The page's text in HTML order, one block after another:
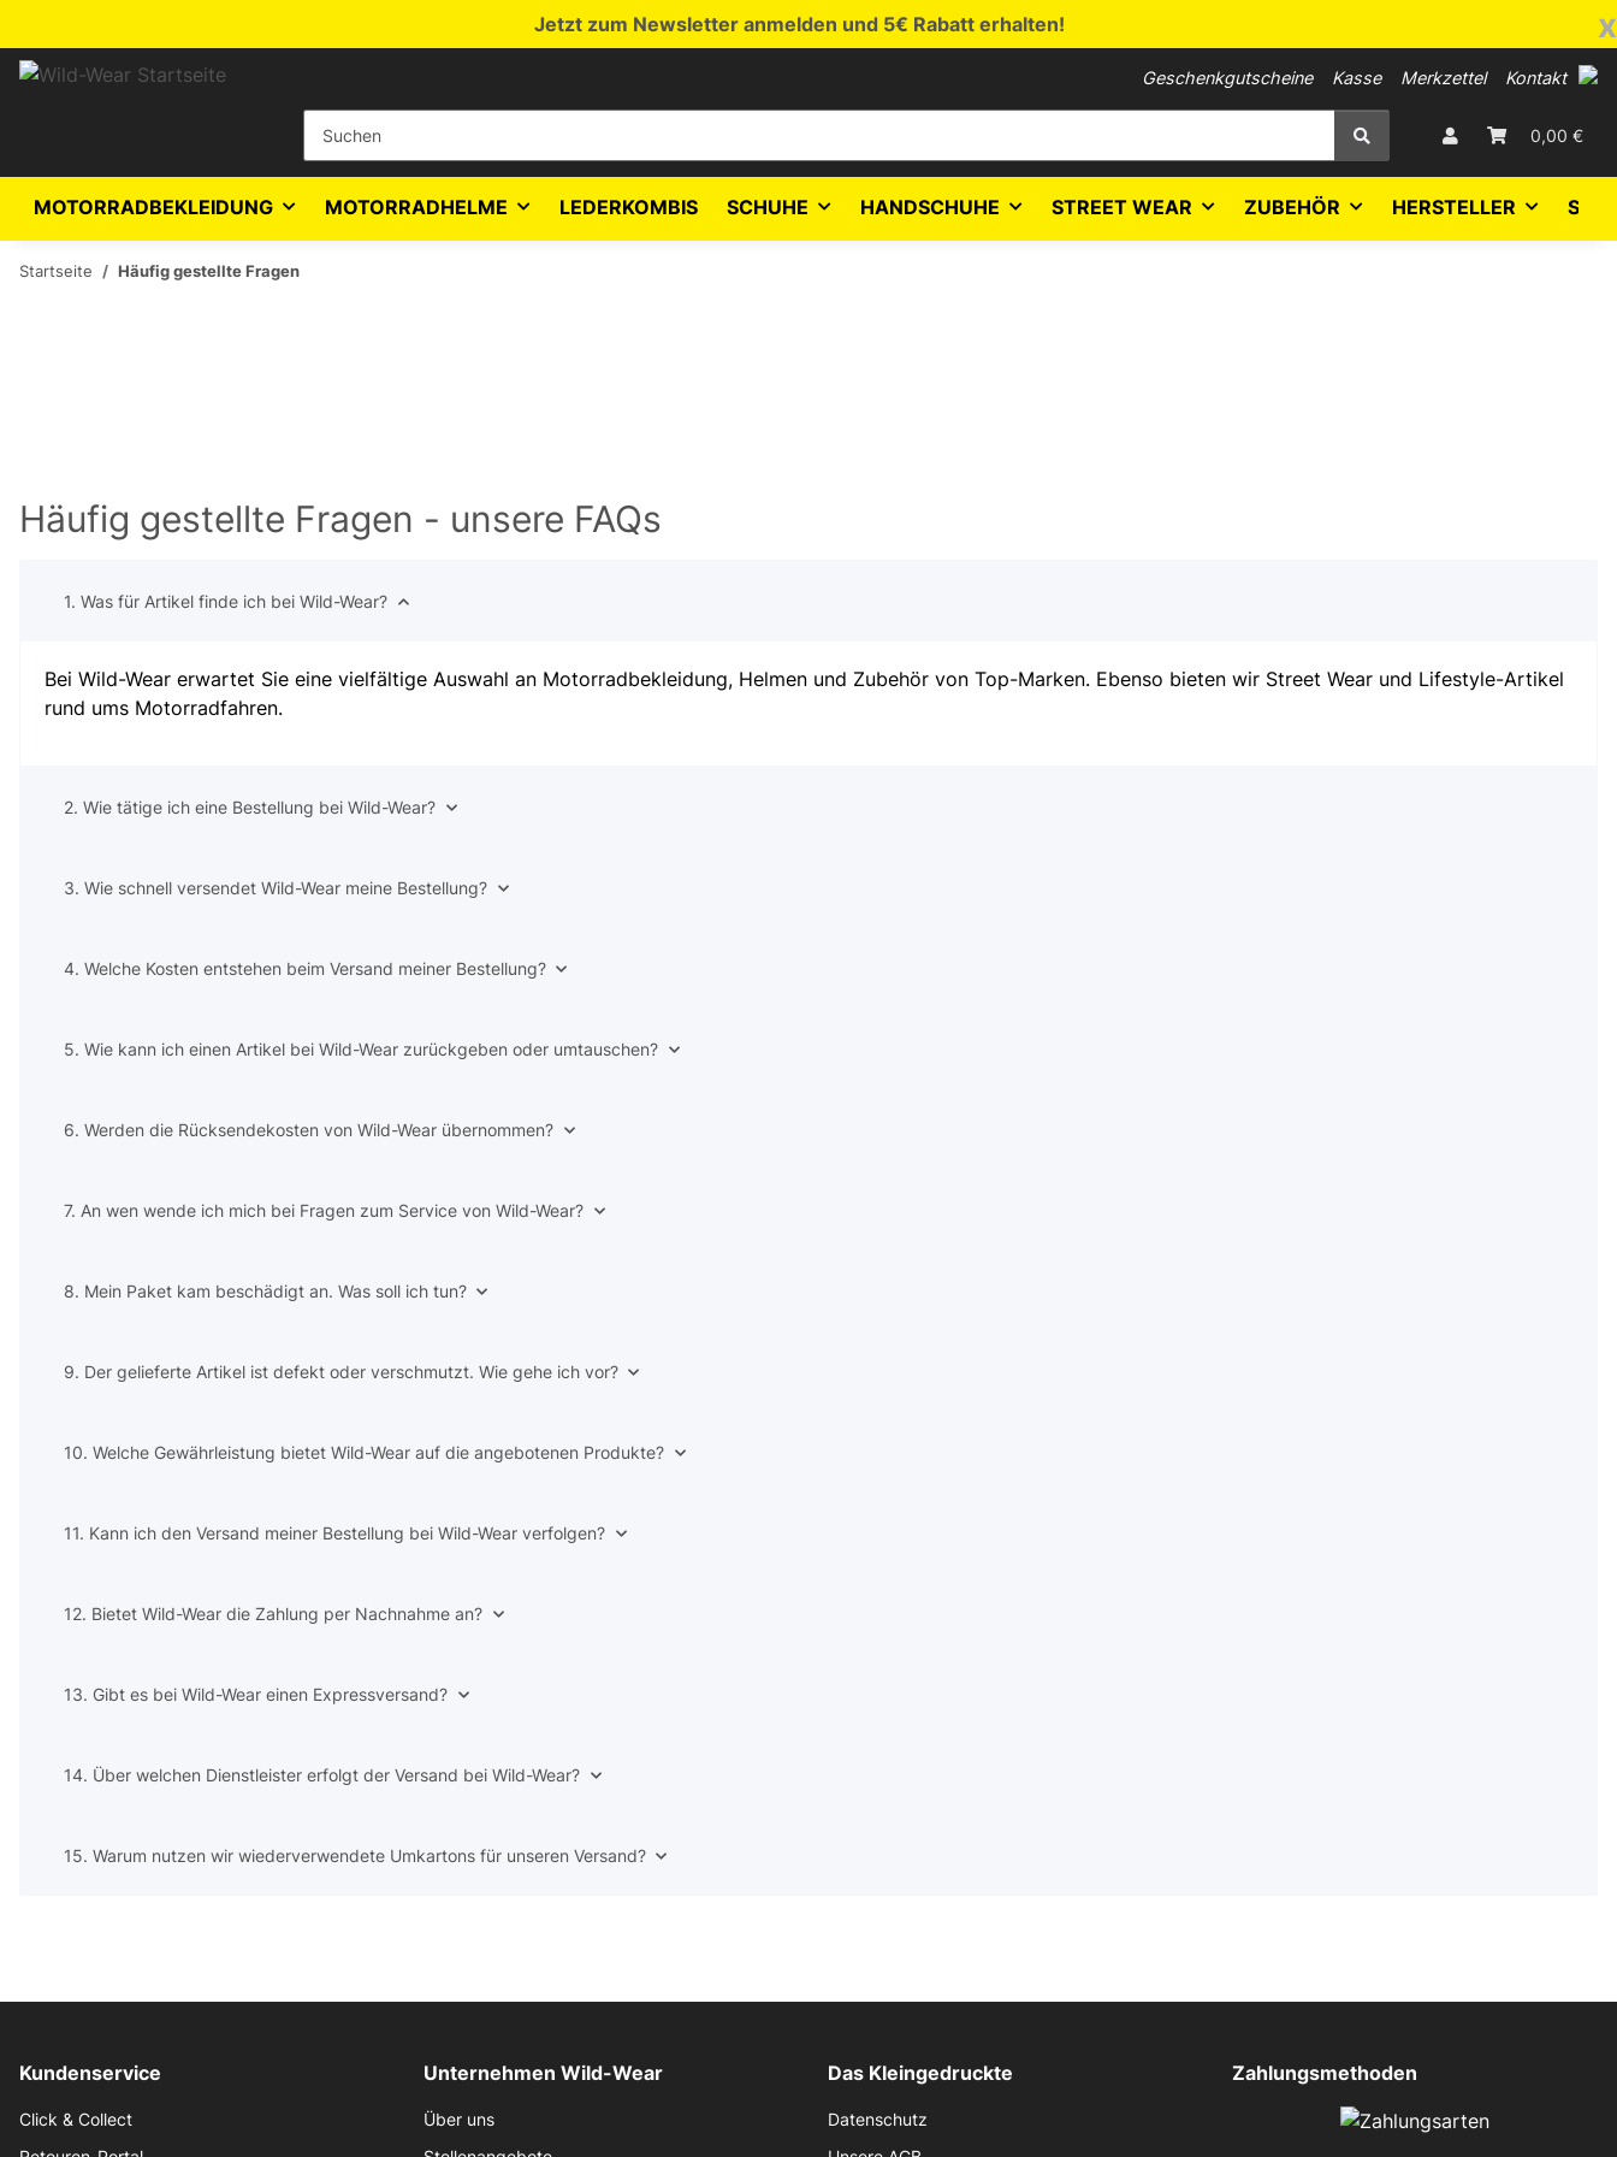
x
Jetzt zum Newsletter anmelden und 5€ Rabatt erhalten!
Geschenkgutscheine Kasse Merkzettel Kontakt
0,00 €
MOTORRADBEKLEIDUNG MOTORRADHELME LEDERKOMBIS SCHUHE HANDSCHUHE STREET WEAR ZUBEHÖR HERSTELLER SALE
Startseite Häufig gestellte Fragen
Häufig gestellte Fragen - unsere FAQs
1. Was für Artikel finde ich bei Wild-Wear?
Bei Wild-Wear erwartet Sie eine vielfältige Auswahl an Motorradbekleidung, Helmen und Zubehör von Top-Marken. Ebenso bieten wir Street Wear und Lifestyle-Artikel
rund ums Motorradfahren.
2. Wie tätige ich eine Bestellung bei Wild-Wear?
3. Wie schnell versendet Wild-Wear meine Bestellung?
4. Welche Kosten entstehen beim Versand meiner Bestellung?
5. Wie kann ich einen Artikel bei Wild-Wear zurückgeben oder umtauschen?
6. Werden die Rücksendekosten von Wild-Wear übernommen?
7. An wen wende ich mich bei Fragen zum Service von Wild-Wear?
8. Mein Paket kam beschädigt an. Was soll ich tun?
9. Der gelieferte Artikel ist defekt oder verschmutzt. Wie gehe ich vor?
10. Welche Gewährleistung bietet Wild-Wear auf die angebotenen Produkte?
11. Kann ich den Versand meiner Bestellung bei Wild-Wear verfolgen?
12. Bietet Wild-Wear die Zahlung per Nachnahme an?
13. Gibt es bei Wild-Wear einen Expressversand?
14. Über welchen Dienstleister erfolgt der Versand bei Wild-Wear?
15. Warum nutzen wir wiederverwendete Umkartons für unseren Versand?
Kundenservice
Click & Collect
Unternehmen Wild-Wear
Über uns
Das Kleingedruckte
Datenschutz
Zahlungsmethoden